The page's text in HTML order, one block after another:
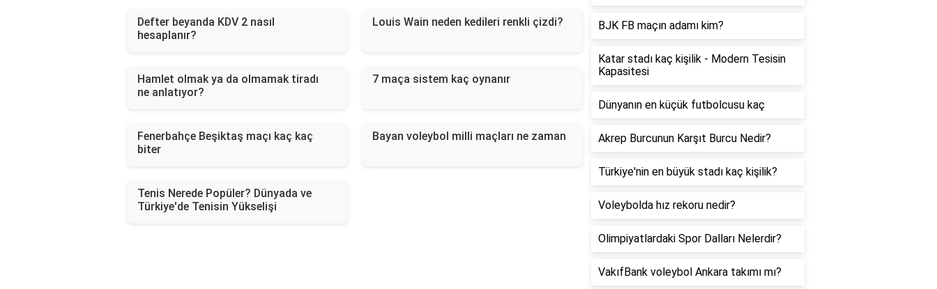
Defter beyanda KDV 2 nasıl
hesaplanır?
Louis Wain neden kedileri renkli çizdi?
Hamlet olmak ya da olmamak tiradı
ne anlatıyor?
7 maça sistem kaç oynanır
Fenerbahçe Beşiktaş maçı kaç kaç
biter
Bayan voleybol milli maçları ne zaman
Tenis Nerede Popüler? Dünyada ve
Türkiye'de Tenisin Yükselişi
BJK FB maçın adamı kim?
Katar stadı kaç kişilik - Modern Tesisin
Kapasitesi
Dünyanın en küçük futbolcusu kaç
Akrep Burcunun Karşıt Burcu Nedir?
Türkiye'nin en büyük stadı kaç kişilik?
Voleybolda hız rekoru nedir?
Olimpiyatlardaki Spor Dalları Nelerdir?
VakıfBank voleybol Ankara takımı mı?